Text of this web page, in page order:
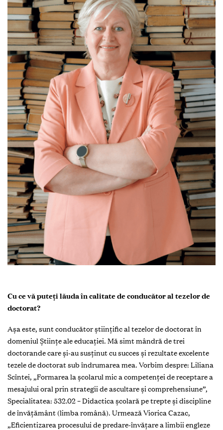
Cu ce vă puteți lăuda în calitate de conducător al tezelor de
doctorat?
Așa este, sunt conducător științific al tezelor de doctorat în
domeniul Științe ale educației. Mă simt mândră de trei
doctorande care și-au susținut cu succes și rezultate excelente
tezele de doctorat sub îndrumarea mea. Vorbim despre: Liliana
Scîntei, „Formarea la școlarul mic a competenței de receptare a
mesajului oral prin strategii de ascultare și comprehensiune”,
Specialitatea: 532.02 – Didactica școlară pe trepte și discipline
de învățământ (limba română). Urmează Viorica Cazac,
„Eficientizarea procesului de predare-învățare a limbii engleze